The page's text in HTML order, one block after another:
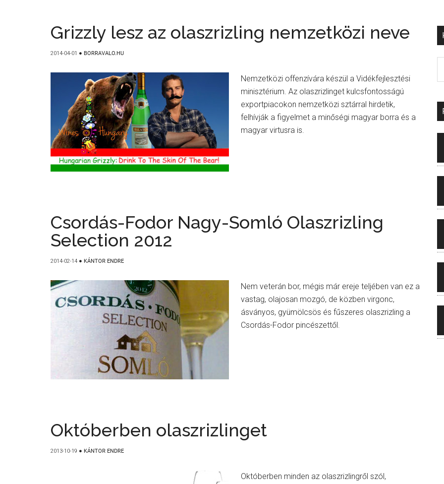
Grizzly lesz az olaszrizling nemzetközi neve
2014-04-01 ● BORRAVALO.HU
Nemzetközi offenzívára készül a Vidékfejlesztési
minisztérium. Az olaszrizlinget kulcsfontosságú
exportpiacokon nemzetközi sztárral hirdetik,
felhívják a figyelmet a minőségi magyar borra és a
magyar virtusra is.
Csordás-Fodor Nagy-Somló Olaszrizling
Selection 2012
2014-02-14 ● KÁNTOR ENDRE
Nem veterán bor, mégis már ereje teljében van ez a
vastag, olajosan mozgó, de közben virgonc,
ásványos, gyümölcsös és fűszeres olaszrizling a
Csordás-Fodor pincészettől.
Októberben olaszrizlinget
2013-10-19 ● KÁNTOR ENDRE
Októberben minden az olaszrizlingről szól,